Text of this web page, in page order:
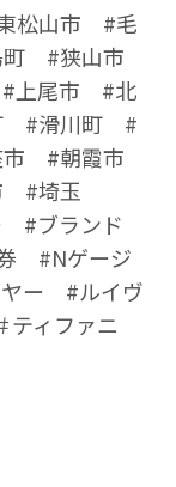
松山市 #毛
#狭山市
上尾市 #北
#滑川町 #
#朝霞市
#埼玉
#ブランド
#Nゲージ
ー #ルイヴ
ィファニ